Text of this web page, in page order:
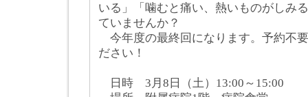
いる」「噛むと痛い、熱いものがしみ
ていませんか？
今年度の最終回になります。予約不
ださい！
日時 3月8日（土）13:00～15:00